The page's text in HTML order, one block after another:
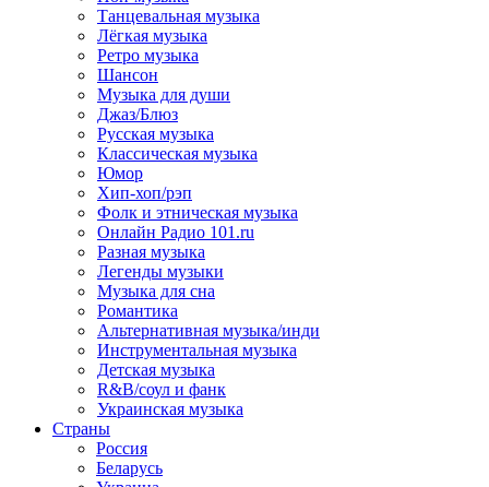
Танцевальная музыка
Лёгкая музыка
Ретро музыка
Шансон
Музыка для души
Джаз/Блюз
Русская музыка
Классическая музыка
Юмор
Хип-хоп/рэп
Фолк и этническая музыка
Онлайн Радио 101.ru
Разная музыка
Легенды музыки
Музыка для сна
Романтика
Альтернативная музыка/инди
Инструментальная музыка
Детская музыка
R&B/cоул и фанк
Украинская музыка
Страны
Россия
Беларусь